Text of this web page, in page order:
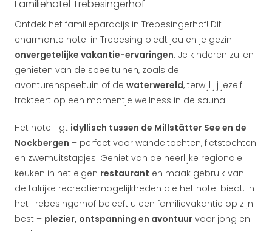
Familiehotel Trebesingerhof
Ontdek het familieparadijs in Trebesingerhof! Dit
charmante hotel in Trebesing biedt jou en je gezin
onvergetelijke vakantie-ervaringen. Je kinderen zullen
genieten van de speeltuinen, zoals de
avonturenspeeltuin of de waterwereld, terwijl jij jezelf
trakteert op een momentje wellness in de sauna.
Het hotel ligt idyllisch tussen de Millstätter See en de
Nockbergen – perfect voor wandeltochten, fietstochten
en zwemuitstapjes. Geniet van de heerlijke regionale
keuken in het eigen restaurant en maak gebruik van
de talrijke recreatiemogelijkheden die het hotel biedt. In
het Trebesingerhof beleeft u een familievakantie op zijn
best – plezier, ontspanning en avontuur voor jong en